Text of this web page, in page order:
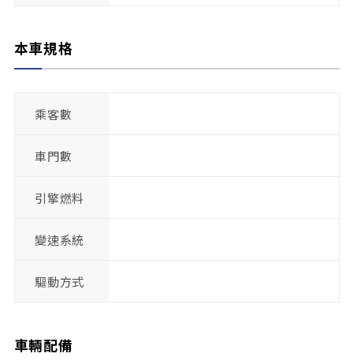
本車規格
乘客數
車門數
引擎燃料
變速系統
驅動方式
車輛配備